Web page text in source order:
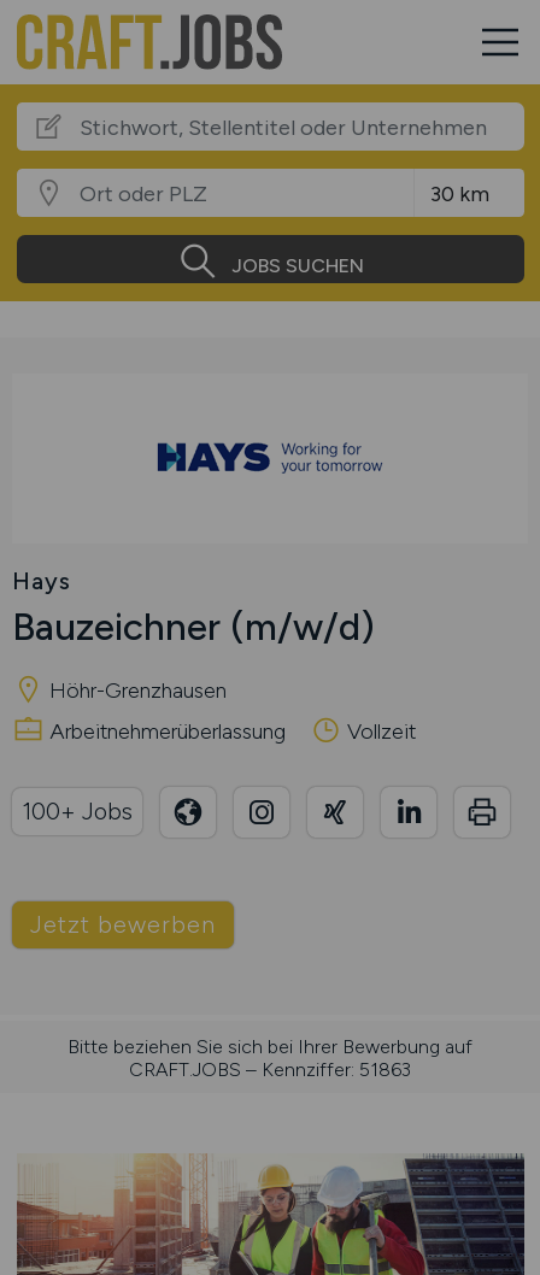
JOBS SUCHEN
Hays
Bauzeichner (m/w/d)
Höhr-Grenzhausen
Arbeitnehmerüberlassung
Vollzeit
Jetzt bewerben
100+ Jobs
Bitte beziehen Sie sich bei Ihrer Bewerbung auf
CRAFT.JOBS – Kennziffer: 51863